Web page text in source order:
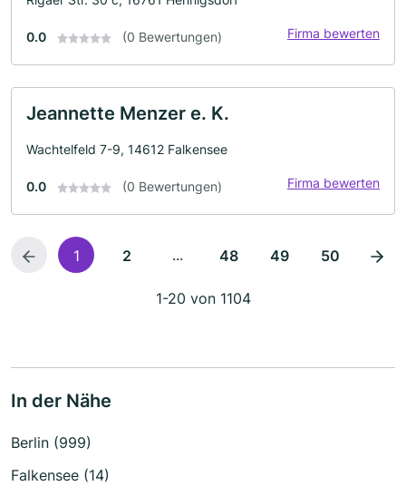
0.0 (0 Bewertungen) Firma bewerten
Jeannette Menzer e. K.
Wachtelfeld 7-9, 14612 Falkensee
0.0 (0 Bewertungen) Firma bewerten
1 2 ... 48 49 50
1-20 von 1104
In der Nähe
Berlin (999)
Falkensee (14)